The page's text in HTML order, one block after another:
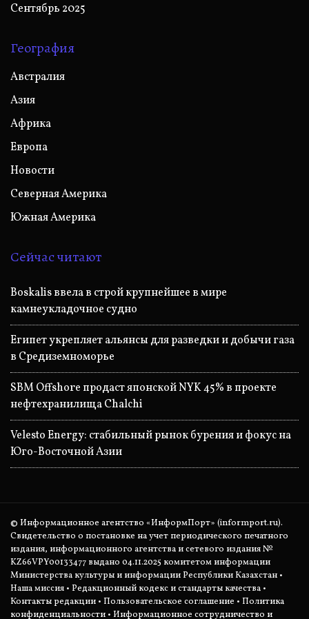
Сентябрь 2025
География
Австралия
Азия
Африка
Европа
Новости
Северная Америка
Южная Америка
Сейчас читают
Boskalis ввела в строй крупнейшее в мире
камнеукладочное судно
Египет укрепляет альянсы для разведки и добычи газа
в Средиземноморье
SBM Offshore продаст японской NYK 45% в проекте
нефтехранилища Chalchi
Velesto Energy: стабильный рынок бурения и фокус на
Юго-Восточной Азии
© Информационное агентство «ИнформПорт» (informport.ru).
Свидетельство о постановке на учет периодического печатного
издания, информационного агентства и сетевого издания №
KZ66VPY00133477 выдано 04.11.2025 комитетом информации
Министерства культуры и информации Республики Казахстан •
Наша миссия • Редакционный кодекс и стандарты качества •
Контакты редакции • Пользовательское соглашение • Политика
конфиденциальности • Информационное сотрудничество и